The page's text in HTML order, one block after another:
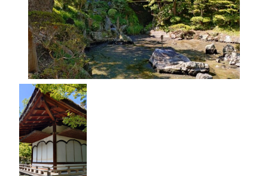
研修 勉強会
プロジェクト 社員寮
社員ブログ
Instagram
お問い合わせ